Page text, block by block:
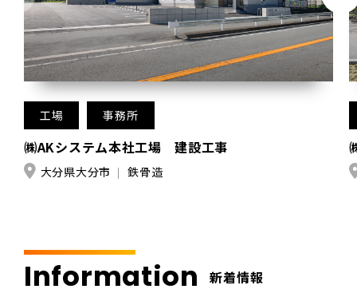
工場 事務所
㈱AKシステム本社工場 建設工事
大分県大分市 鉄骨造
Information 新着情報